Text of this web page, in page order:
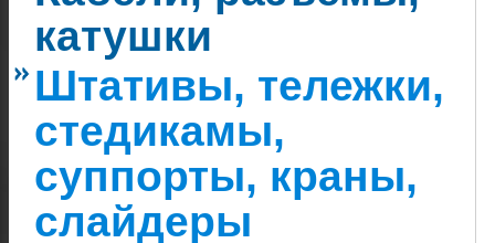
катушки
Штативы, тележки,
стедикамы,
суппорты, краны,
слайдеры